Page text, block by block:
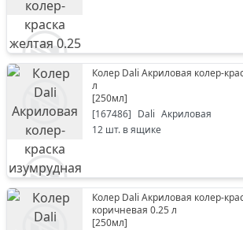
Колер Dali Акриловая колер-
л
[250мл]
[167486] Dali Акриловая
12 шт. в ящике
Колер Dali Акриловая колер-
коричневая 0.25 л
[250мл]